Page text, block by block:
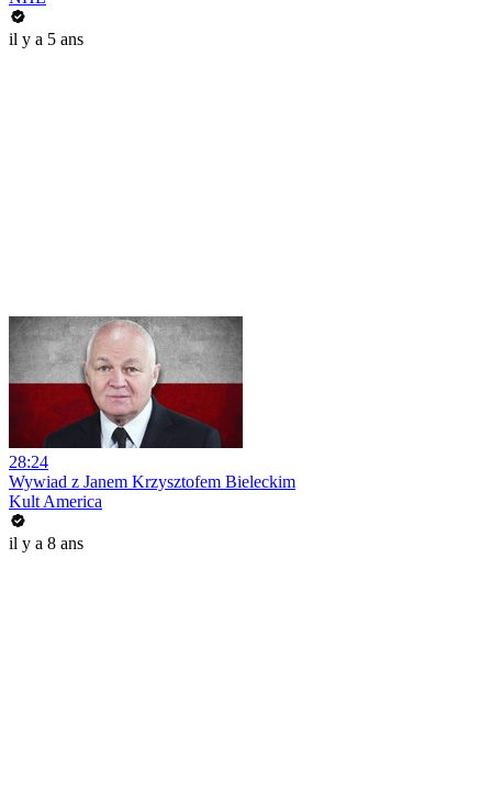
il y a 5 ans
28:24
Wywiad z Janem Krzysztofem Bieleckim
Kult America
il y a 8 ans